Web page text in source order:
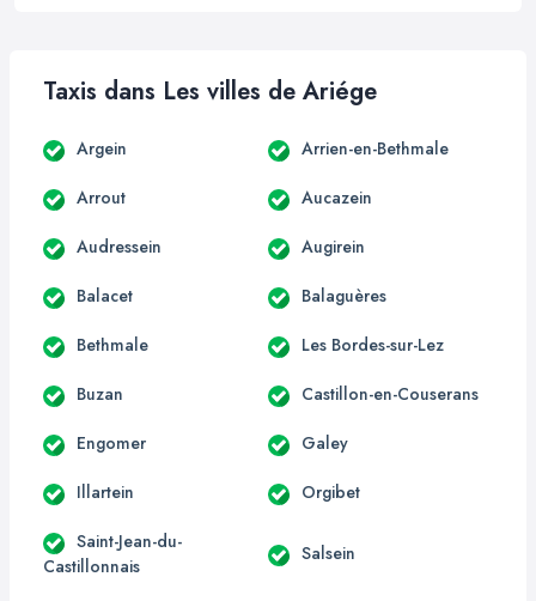
Taxis dans Les villes de Ariége
Argein Arrien-en-Bethmale
Arrout Aucazein
Audressein Augirein
Balacet Balaguères
Bethmale Les Bordes-sur-Lez
Buzan Castillon-en-Couserans
Engomer Galey
Illartein Orgibet
Saint-Jean-du-
Castillonnais
Salsein